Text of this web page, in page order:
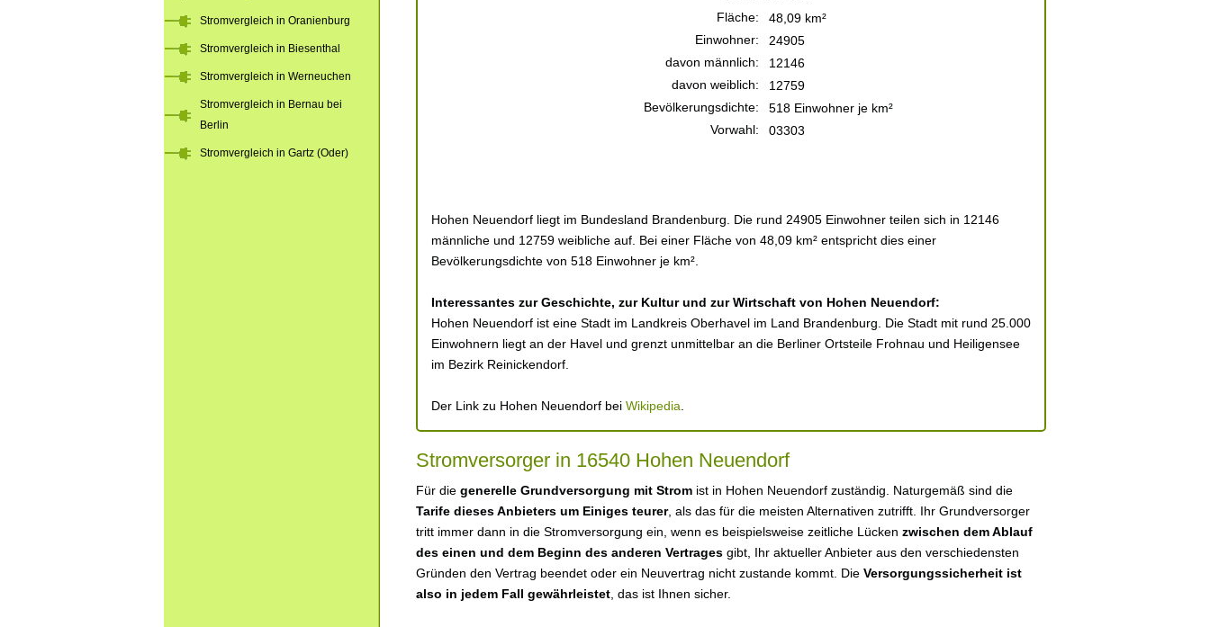
Fläche:
48,09 km²
Einwohner:
24905
davon männlich:
12146
davon weiblich:
12759
Bevölkerungsdichte:
518 Einwohner je km²
Vorwahl:
03303
Hohen Neuendorf liegt im Bundesland Brandenburg. Die rund 24905 Einwohner teilen sich in 12146
männliche und 12759 weibliche auf. Bei einer Fläche von 48,09 km² entspricht dies einer
Bevölkerungsdichte von 518 Einwohner je km².
Interessantes zur Geschichte, zur Kultur und zur Wirtschaft von Hohen Neuendorf:
Hohen Neuendorf ist eine Stadt im Landkreis Oberhavel im Land Brandenburg. Die Stadt mit rund 25.000
Einwohnern liegt an der Havel und grenzt unmittelbar an die Berliner Ortsteile Frohnau und Heiligensee
im Bezirk Reinickendorf.
Der Link zu Hohen Neuendorf bei Wikipedia
Stromversorger in 16540 Hohen Neuendorf
Für die generelle Grundversorgung mit Strom ist in Hohen Neuendorf zuständig. Naturgemäß sind die
Tarife dieses Anbieters um Einiges teurer, als das für die meisten Alternativen zutrifft. Ihr Grundversorger
tritt immer dann in die Stromversorgung ein, wenn es beispielsweise zeitliche Lücken zwischen dem Ablauf
des einen und dem Beginn des anderen Vertrages gibt, Ihr aktueller Anbieter aus den verschiedensten
Gründen den Vertrag beendet oder ein Neuvertrag nicht zustande kommt. Die Versorgungssicherheit ist
also in jedem Fall gewährleistet , das ist Ihnen sicher.
Stromvergleich in Oranienburg
Stromvergleich in Biesenthal
Stromvergleich in Werneuchen
Stromvergleich in Bernau bei
Berlin
Stromvergleich in Gartz (Oder)